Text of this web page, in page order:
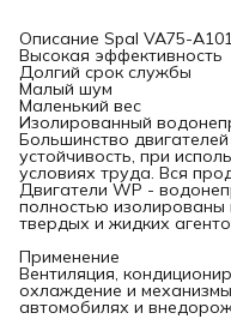
Описание Spal VA75-
Высокая эффективность
Долгий срок службы
Малый шум
Маленький вес
Изолированный
Большинство
устойчивость, при
условиях труда. Вся
Двигатели WP -
полностью
твердых и жидких
Применение
Вентиляция,
охлаждение и
автомобилях и